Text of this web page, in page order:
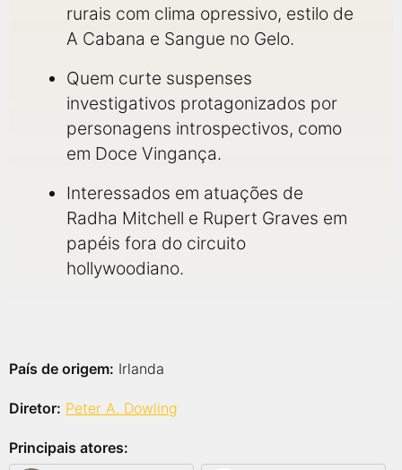
rurais com clima opressivo, estilo de
A Cabana e Sangue no Gelo.
Quem curte suspenses
investigativos protagonizados por
personagens introspectivos, como
em Doce Vingança.
Interessados em atuações de
Radha Mitchell e Rupert Graves em
papéis fora do circuito
hollywoodiano.
País de origem: Irlanda
Diretor: Peter A. Dowling
Principais atores: